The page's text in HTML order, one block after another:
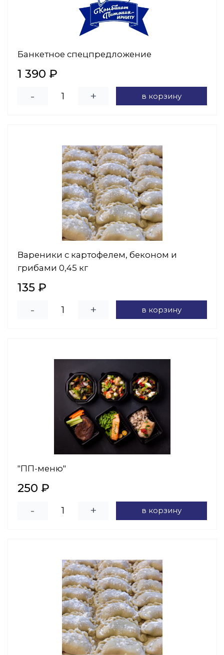
Банкетное спецпредложение
1 390 ₽
-
+ в корзину
Вареники с картофелем, беконом и
грибами 0,45 кг
135 ₽
-
+ в корзину
"ПП-меню"
250 ₽
-
+ в корзину